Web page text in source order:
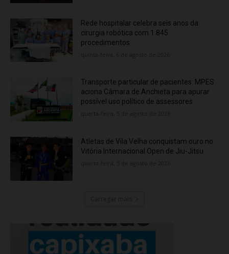
Rede hospitalar celebra seis anos da
cirurgia robótica com 1.845
procedimentos
Transporte particular de pacientes: MPES
aciona Câmara de Anchieta para apurar
possível uso político de assessores
Atletas de Vila Velha conquistam ouro no
Vitória Internacional Open de Jiu-Jitsu